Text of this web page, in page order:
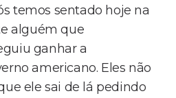
temos sentado hoje na
alguém que
ganhar a
americano. Eles não
ele sai de lá pedindo